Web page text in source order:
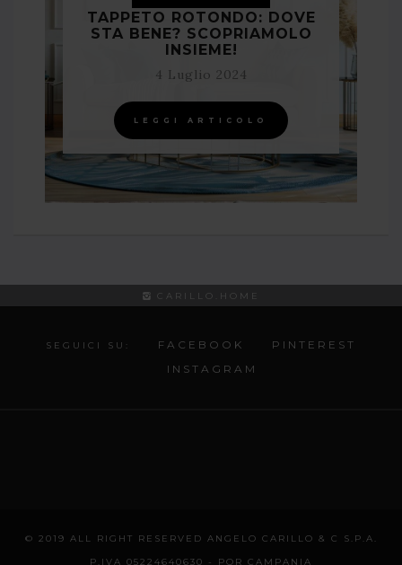
TAPPETO ROTONDO: DOVE
STA BENE? SCOPRIAMOLO
INSIEME!
4 Luglio 2024
LEGGI ARTICOLO
CARILLO.HOME
SEGUICI SU: FACEBOOK
PINTEREST
INSTAGRAM
© 2019 ALL RIGHT RESERVED ANGELO CARILLO & C S.P.A.
P.IVA 05224640630 - POR CAMPANIA